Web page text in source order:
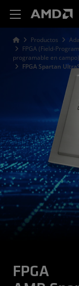
Productos
FPGA (Field-
programable en campo)
FPGA Spartan
FPGA